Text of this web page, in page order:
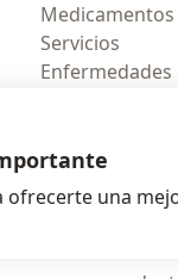
Medicamentos
Servicios
Enfermedades
se abre
ofrecerte una